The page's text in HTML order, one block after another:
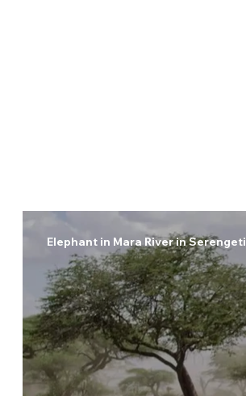
Elephant in Mara River in Serengeti